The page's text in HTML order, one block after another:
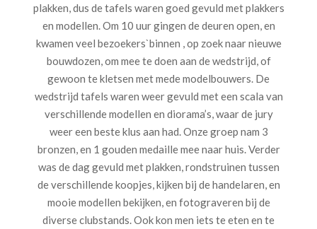
plakken, dus de tafels waren goed gevuld met plakkers
en modellen. Om 10 uur gingen de deuren open, en
kwamen veel bezoekers`binnen , op zoek naar nieuwe
bouwdozen, om mee te doen aan de wedstrijd, of
gewoon te kletsen met mede modelbouwers. De
wedstrijd tafels waren weer gevuld met een scala van
verschillende modellen en diorama’s, waar de jury
weer een beste klus aan had. Onze groep nam 3
bronzen, en 1 gouden medaille mee naar huis. Verder
was de dag gevuld met plakken, rondstruinen tussen
de verschillende koopjes, kijken bij de handelaren, en
mooie modellen bekijken, en fotograveren bij de
diverse clubstands. Ook kon men iets te eten en te